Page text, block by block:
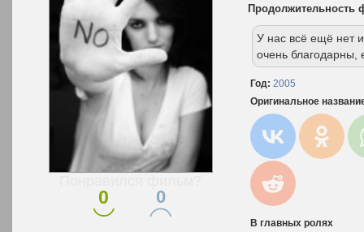
0 0
Продолжительность
У нас всё ещё нет
очень благодарны,
Год: 2005
Оригинальное
В главных ролях